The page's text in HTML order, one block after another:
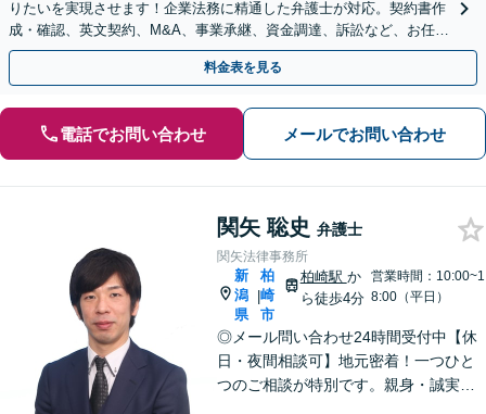
りたいを実現させます！企業法務に精通した弁護士が対応。契約書作
成・確認、英文契約、M&A、事業承継、資金調達、訴訟など、お任せ
ください【複数の顧問契約プランあり】【英語対応】
料金表を見る
電話でお問い合わせ メールでお問い合わせ
関矢 聡史 弁護士
関矢法律事務所
新
潟
県
|
柏
崎
市
柏崎駅 か
ら徒歩4分
営業時間：10:00~1
8:00（平日）
◎メール問い合わせ24時間受付中【休
日・夜間相談可】地元密着！一つひと
つのご相談が特別です。親身・誠実な